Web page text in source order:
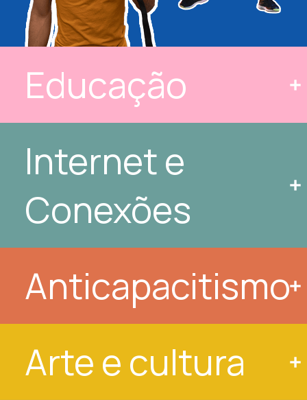
Educação
Internet e
Conexões
Anticapacitismo
Arte e cultura